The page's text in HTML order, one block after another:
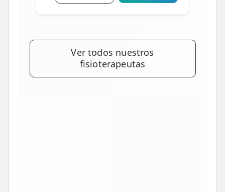
Ver todos nuestros
fisioterapeutas